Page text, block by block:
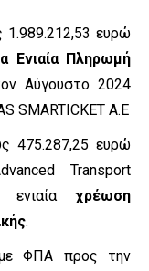
1.989.212,53 ευρώ
Ενιαία Πληρωμή
Αύγουστο 2024
SMARTICKET A.E
475.287,25 ευρώ
Transport
ενιαίαχρέωση
.
ΦΠΑ προς την